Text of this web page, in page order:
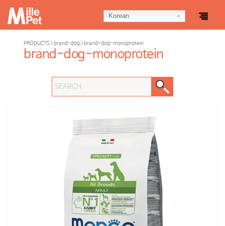
Korean
PRODUCTS > brand-dog > brand-dog-monoprotein
brand-dog-monoprotein